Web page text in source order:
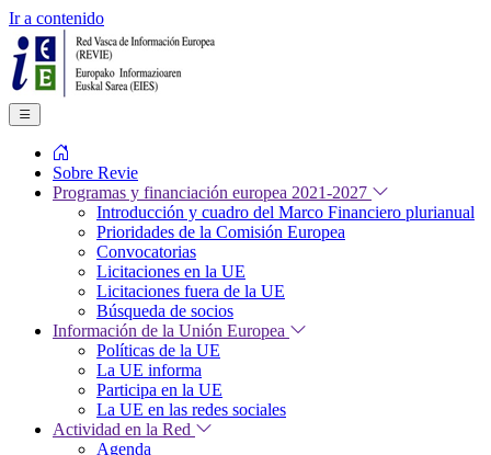
Ir a contenido
Sobre Revie
Programas y financiación europea 2021-2027
Introducción y cuadro del Marco Financiero plurianual
Prioridades de la Comisión Europea
Convocatorias
Licitaciones en la UE
Licitaciones fuera de la UE
Búsqueda de socios
Información de la Unión Europea
Políticas de la UE
La UE informa
Participa en la UE
La UE en las redes sociales
Actividad en la Red
Agenda